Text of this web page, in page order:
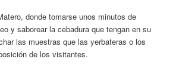
donde tomarse unos minutos de
y saborear la cebadura que tengan en su
las muestras que las yerbateras o los
de los visitantes.